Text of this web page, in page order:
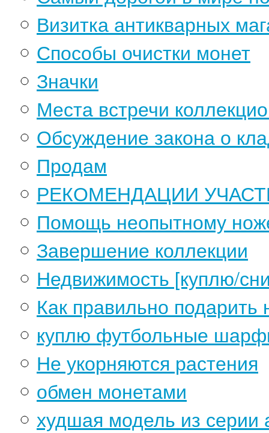
Визитка антикварных
Способы очистки монет
Значки
Места встречи
Обсуждение закона о
Продам
РЕКОМЕНДАЦИИ
Помощь неопытному
Завершение коллекции
Недвижимость [куплю/
Как правильно подарить
куплю футбольные
Не укорняются растения
обмен монетами
худшая модель из серии